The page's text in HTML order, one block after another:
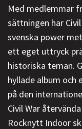
Med medlemmar
sättningen har
svenska power
ett eget uttryck
historiska teman.
hyllade album
på den
Civil War
Rocknytt Indoor